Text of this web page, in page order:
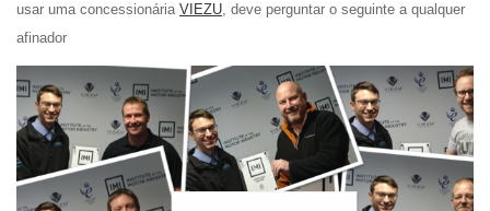
usar uma concessionária VIEZU, deve perguntar o seguinte a qualquer
afinador